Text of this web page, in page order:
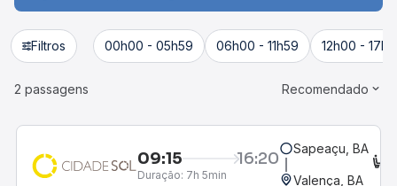
Filtros 00h00 - 05h59 06h00 - 11h59 12h00 -
2 passagens Recomendado
09:15 16:20
Duração: 7h 5min
Sapeaçu, BA
Valença, BA